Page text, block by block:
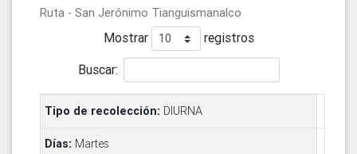
Ruta - San Jerónimo Tianguismanalco
Mostrar
registros
Buscar:
DIURNA
Martes